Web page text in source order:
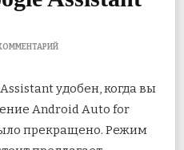
К
ИСПОЛЬЗОВАТЬ
ВОЖДЕНИЯ
GOOGLE
удобен, когда вы
Android Auto for
прекращено. Режим